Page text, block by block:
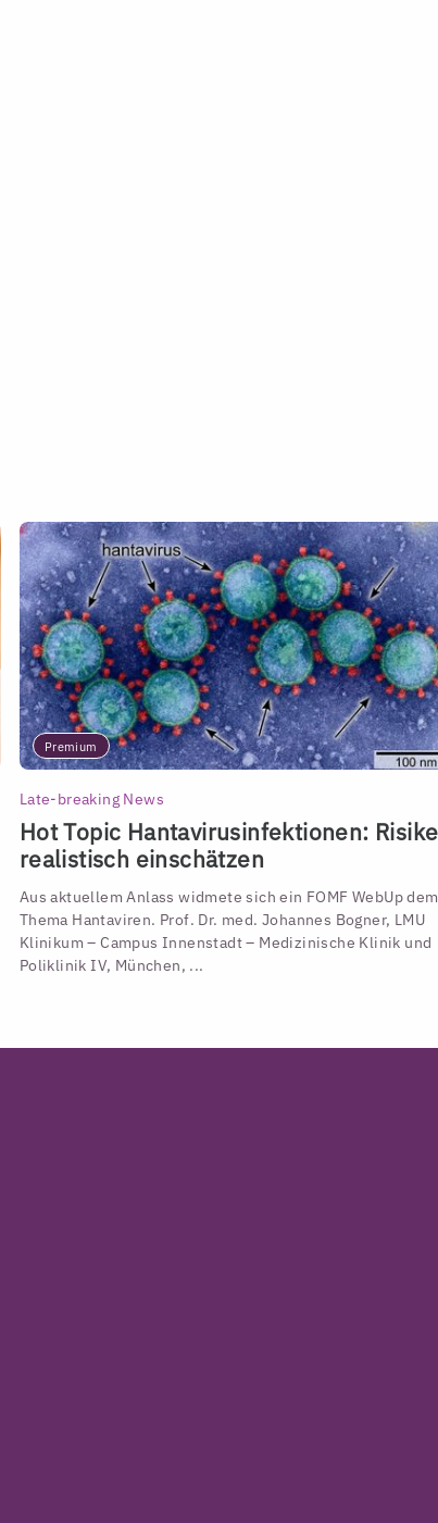
Premium
Late-breaking News
Hot Topic Hantavirusinfektionen:
realistisch einschätzen
Aus aktuellem Anlass widmete sich ein FOMF WebUp dem
Thema Hantaviren. Prof. Dr. med. Johannes Bogner, LMU
Klinikum – Campus Innenstadt – Medizinische Klinik und
Poliklinik IV, München, ...